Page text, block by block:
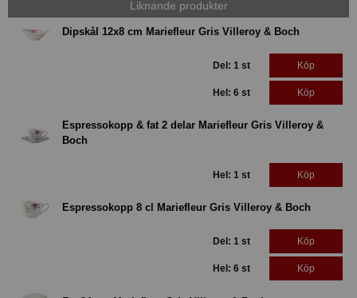
Liknande produkter
Dipskål 12x8 cm Mariefleur Gris Villeroy & Boch
Del: 1 st Köp
Hel: 6 st Köp
Espressokopp & fat 2 delar Mariefleur Gris Villeroy &
Boch
Hel: 1 st Köp
Espressokopp 8 cl Mariefleur Gris Villeroy & Boch
Del: 1 st Köp
Hel: 6 st Köp